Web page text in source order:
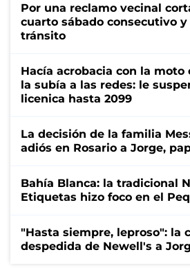
Por una reclamo vecinal
cuarto sábado consecutivo
tránsito
Hacía acrobacia con la moto
la subía a las redes: le
licenica hasta 2099
La decisión de la familia
adiós en Rosario a Jorge,
Bahía Blanca: la tradicional
Etiquetas hizo foco en el
"Hasta siempre, leproso": la
despedida de Newell's a